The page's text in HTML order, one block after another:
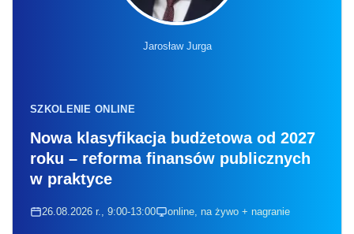
Jarosław Jurga
SZKOLENIE ONLINE
Nowa klasyfikacja budżetowa od 2027
roku – reforma finansów publicznych
w praktyce
26.08.2026 r., 9:00-13:00 online, na żywo + nagranie